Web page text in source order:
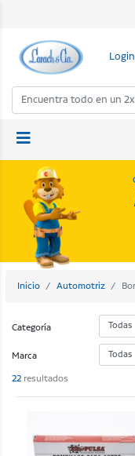
Inicio Automotriz
Categoría
Marca
22 resultados